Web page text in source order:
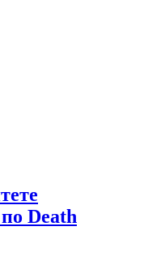
Death